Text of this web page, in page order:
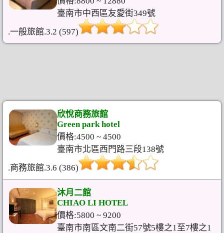
臺南市中西區友愛街349號
.一般旅館.3.2 (597)
欣悅商務旅館
Green park hotel
價格:4500 ~ 4500
臺南市北區西門路三段138號
.商務旅館.3.6 (386)
沐月二館
CHIAO LI HOTEL
價格:5800 ~ 9200
臺南市南區文南二街57號5樓之1至7樓之1